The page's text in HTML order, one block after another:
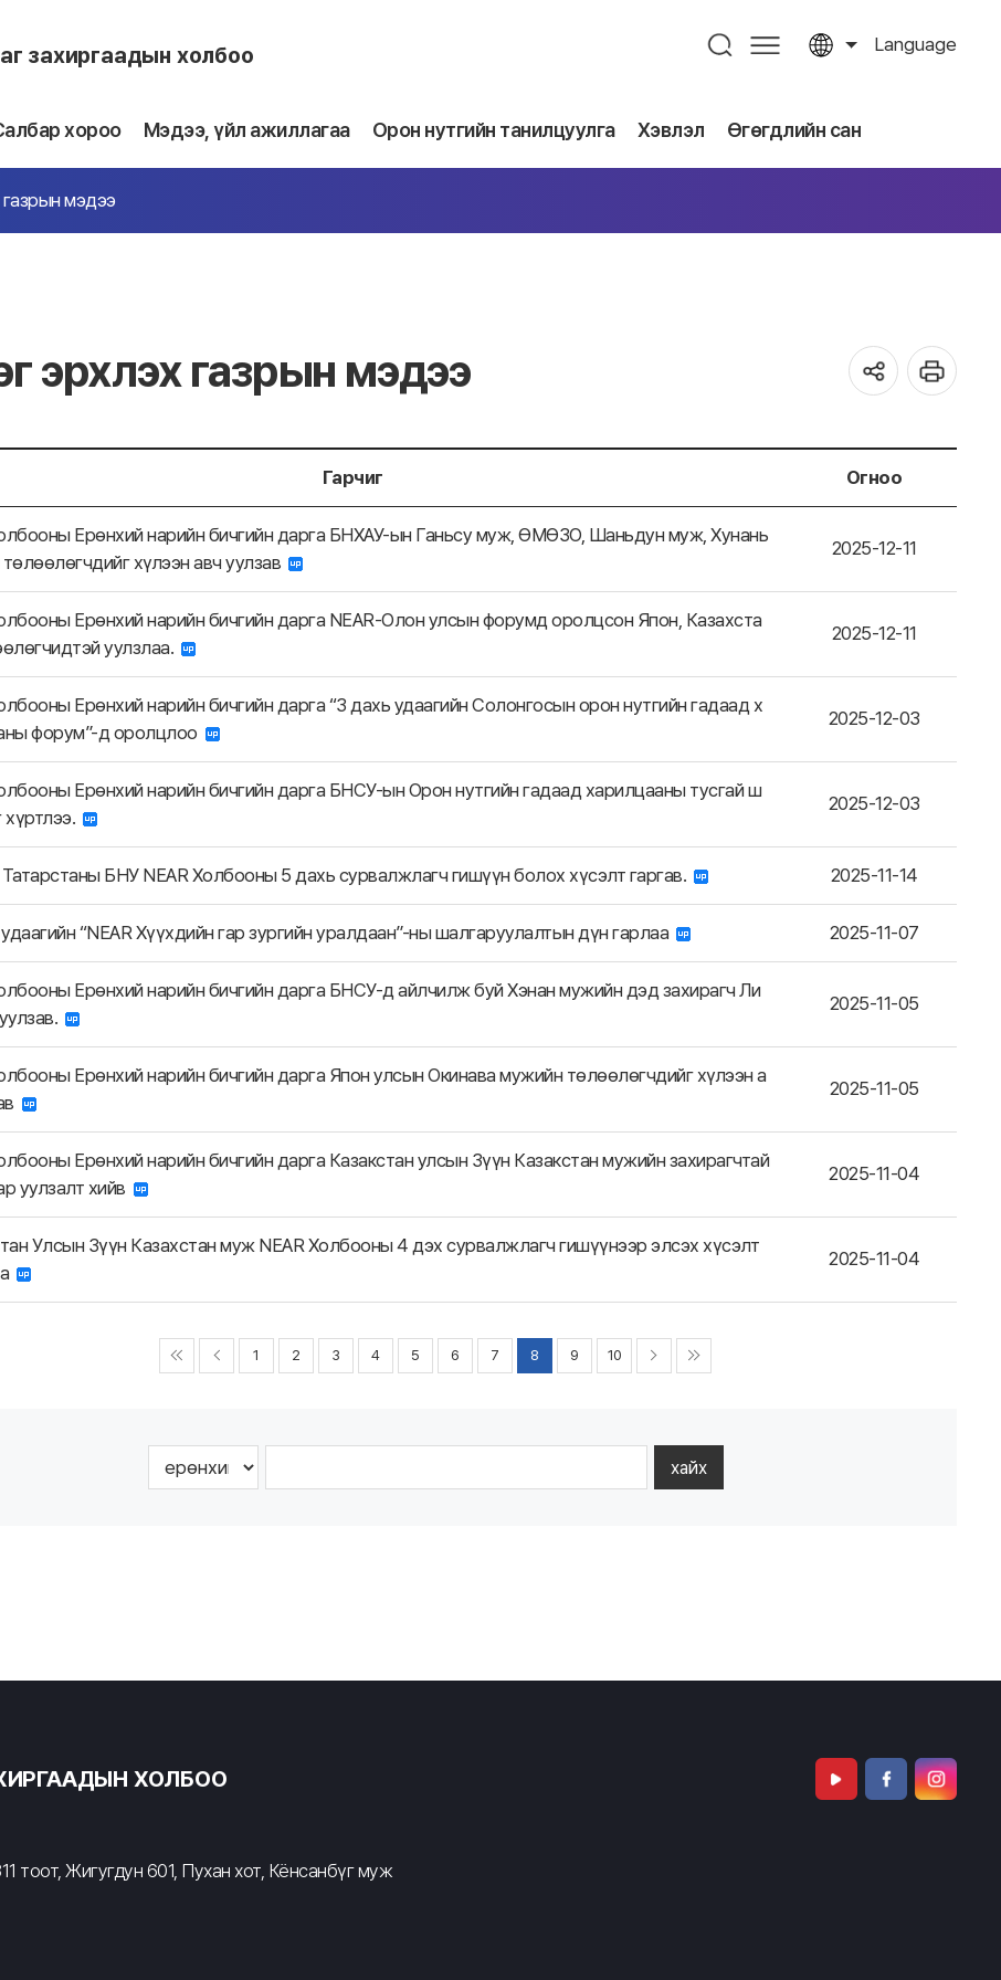
захиргаадын холбоо Language
хороо Мэдээ, үйл ажиллагаа Орон нутгийн танилцуулга Хэвлэл Өгөгдлийн сан
мэдээ
эрхлэх газрын мэдээ
Гарчиг Огноо
Ерөнхий нарийн бичгийн дарга БНХАУ-ын Ганьсу муж, ӨМӨЗО, Шаньдун муж, Хунань
хүлээн авч уулзав
2025-12-11
Ерөнхий нарийн бичгийн дарга NEAR-Олон улсын форумд оролцсон Япон, Казахста
уулзлаа.
2025-12-11
Ерөнхий нарийн бичгийн дарга “3 дахь удаагийн Солонгосын орон нутгийн гадаад х
форум”-д оролцлоо
2025-12-03
Ерөнхий нарийн бичгийн дарга БНСУ-ын Орон нутгийн гадаад харилцааны тусгай ш
хүртлээ.
2025-12-03
БНУ NEAR Холбооны 5 дахь сурвалжлагч гишүүн болох хүсэлт гаргав. 2025-11-14
“NEAR Хүүхдийн гар зургийн уралдаан”-ны шалгаруулалтын дүн гарлаа 2025-11-07
Ерөнхий нарийн бичгийн дарга БНСУ-д айлчилж буй Хэнан мужийн дэд захирагч Ли
2025-11-05
Ерөнхий нарийн бичгийн дарга Япон улсын Окинава мужийн төлөөлөгчдийг хүлээн а
2025-11-05
Ерөнхий нарийн бичгийн дарга Казакстан улсын Зүүн Казакстан мужийн захирагчтай
уулзалт хийв
2025-11-04
Улсын Зүүн Казахстан муж NEAR Холбооны 4 дэх сурвалжлагч гишүүнээр элсэх хүсэлт
2025-11-04
1 2 3 4 5 6 7 8 9 10
хайх
ХОЛБОО
тоот, Жигугдун 601, Пухан хот, Кёнсанбүг муж